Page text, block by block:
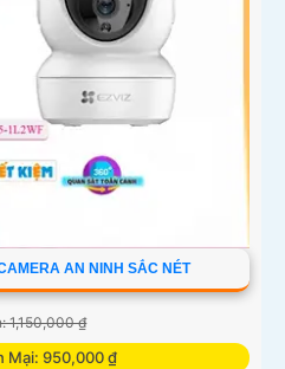
AN NINH SẮC NÉT
1,150,000 ₫
Mại: 950,000 ₫